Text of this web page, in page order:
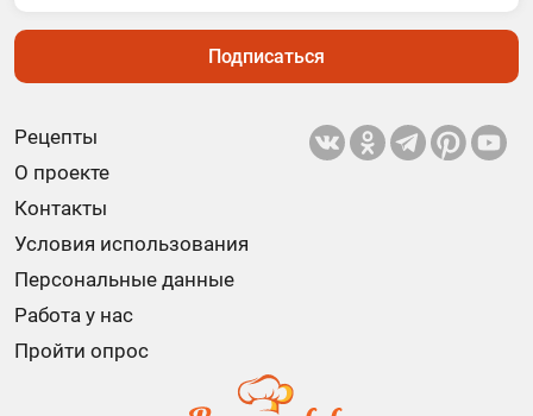
Рецепты
О проекте
Контакты
Условия использования
Персональные данные
Работа у нас
Пройти опрос
Подписаться